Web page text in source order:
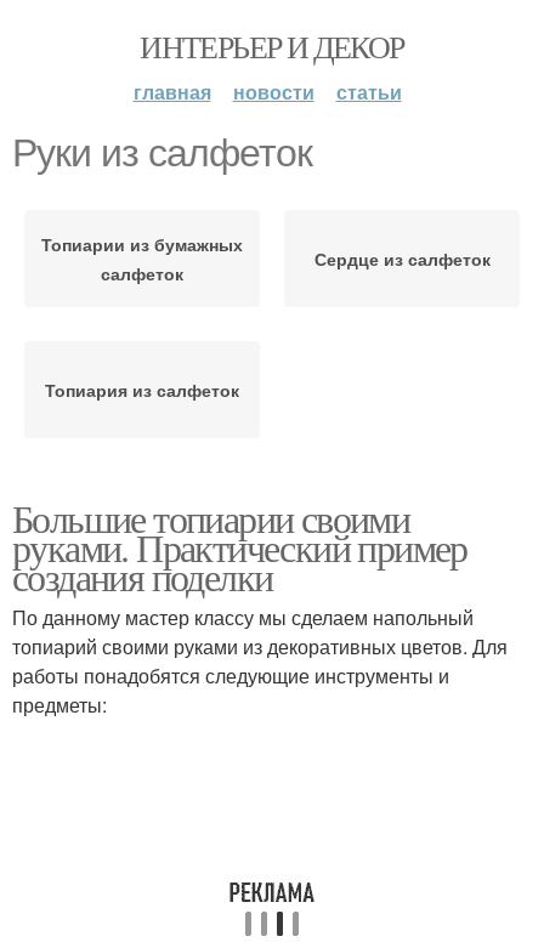
ИНТЕРЬЕР И ДЕКОР
главная новости статьи
Руки из салфеток
Топиарии из бумажных
салфеток
Сердце из салфеток
Топиария из салфеток
Большие топиарии своими
руками. Практический пример
создания поделки
По данному мастер классу мы сделаем напольный
топиарий своими руками из декоративных цветов. Для
работы понадобятся следующие инструменты и
предметы: